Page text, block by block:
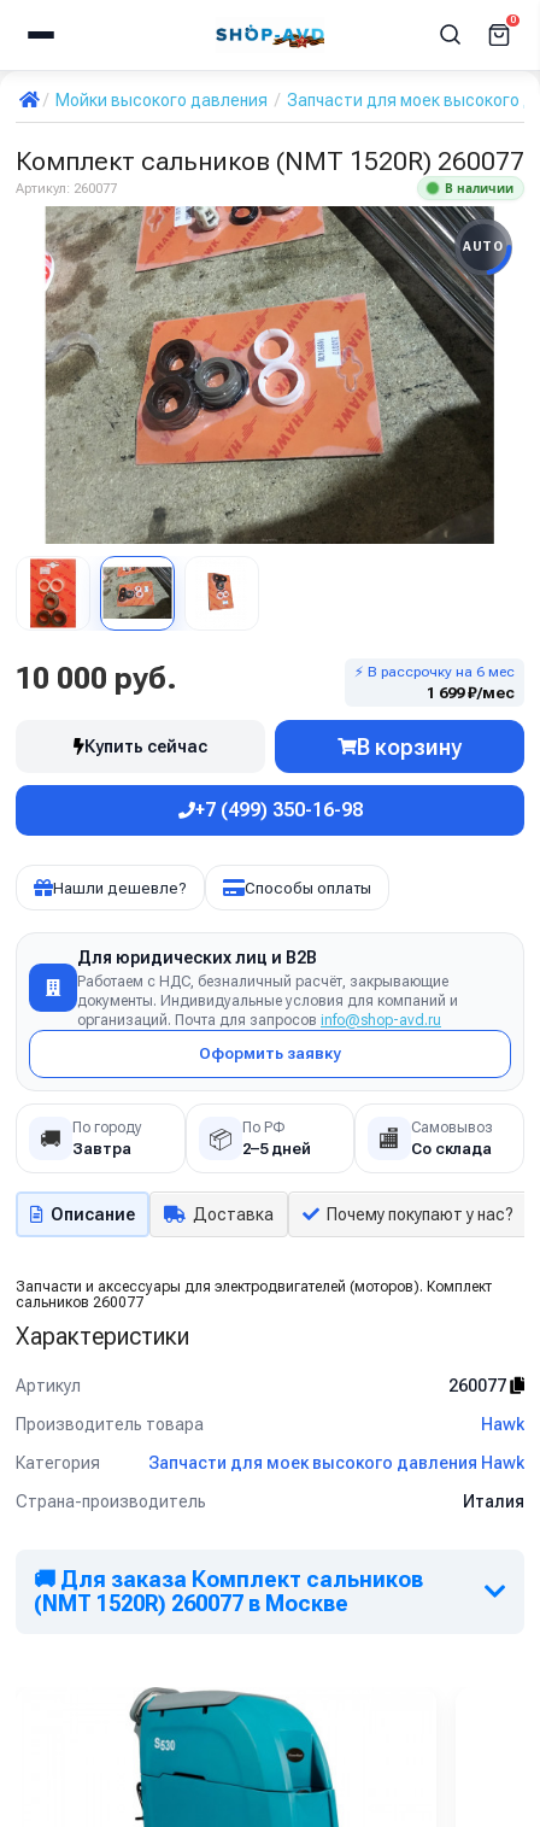
0
Мойки высокого давления Запчасти для моек высокого
Комплект сальников (NMT 1520R) 260077
Артикул: 260077 В наличии
AUTO
10 000 руб. ⚡ В рассрочку на 6 мес
1 699 ₽/мес
Купить сейчас В корзину
+7 (499) 350-16-98
Нашли дешевле? Способы оплаты
Для юридических лиц и B2B
Работаем с НДС, безналичный расчёт, закрывающие
документы. Индивидуальные условия для компаний и
организаций. Почта для запросов info@shop-avd.ru
Оформить заявку
🚚 По городу
Завтра 📦 По РФ
2–5 дней 🏬 Самовывоз
Со склада
Описание Доставка Почему покупают у нас?
Запчасти и аксессуары для электродвигателей (моторов). Комплект
сальников 260077
Характеристики
Артикул
260077
Производитель товара
Hawk
Категория
Запчасти для моек высокого давления Hawk
Страна-производитель
Италия
🚚 Для заказа Комплект сальников
(NMT 1520R) 260077 в Москве